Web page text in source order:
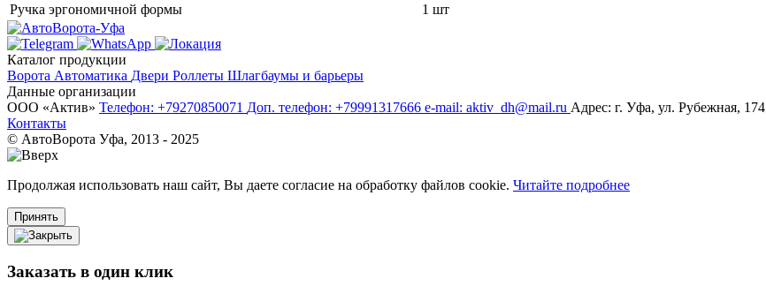
Ручка эргономичной формы
1 шт
Каталог продукции
Ворота Автоматика Двери Роллеты Шлагбаумы и барьеры
Данные организации
ООО «‎Актив»‎ Телефон: +79270850071 Доп. телефон: +79991317666 e-mail: aktiv_dh@mail.ru Адрес: г. Уфа, ул. Рубежная, 174
Контакты
© АвтоВорота Уфа, 2013 - 2025
Продолжая использовать наш сайт, Вы даете согласие на обработку файлов cookie. Читайте подробнее
Принять
Заказать в один клик